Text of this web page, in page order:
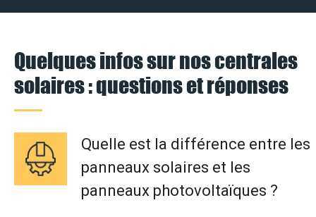
Quelques infos sur nos centrales
solaires : questions et réponses
Quelle est la différence entre les
panneaux solaires et les
panneaux photovoltaïques ?